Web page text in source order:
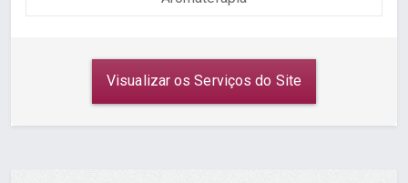
Visualizar os Serviços do Site